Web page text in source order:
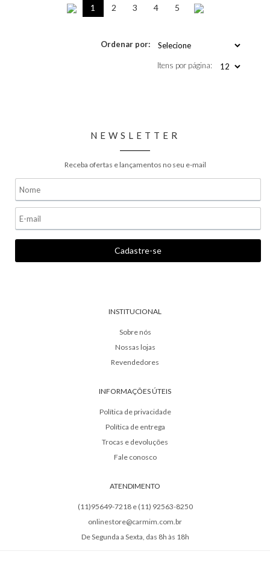
1 2 3 4 5
Ordenar por:
Itens por página:
NEWSLETTER
Receba ofertas e lançamentos no seu e-mail
INSTITUCIONAL
Sobre nós
Nossas lojas
Revendedores
INFORMAÇÕES ÚTEIS
Política de privacidade
Política de entrega
Trocas e devoluções
Fale conosco
ATENDIMENTO
(11)95649-7218 e (11) 92563-8250
onlinestore@carmim.com.br
De Segunda a Sexta, das 8h às 18h